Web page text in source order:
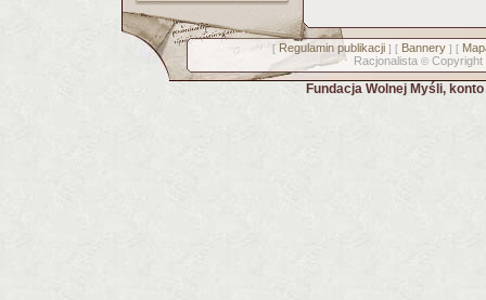
[ Regulamin publikacji] [ Bannery] [
Racjonalista © Copyright
Fundacja Wolnej Myśli,